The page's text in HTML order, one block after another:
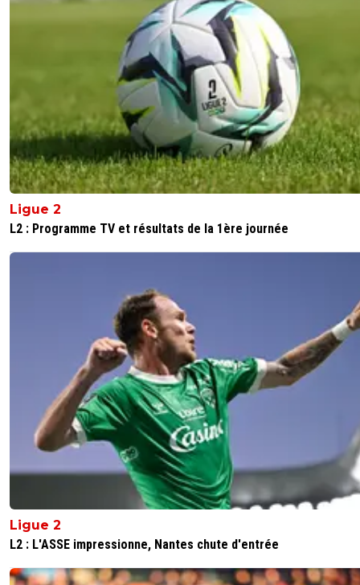
Ligue 2
L2 : Programme TV et résultats de la 1ère journée
Ligue 2
L2 : L'ASSE impressionne, Nantes chute d'entrée